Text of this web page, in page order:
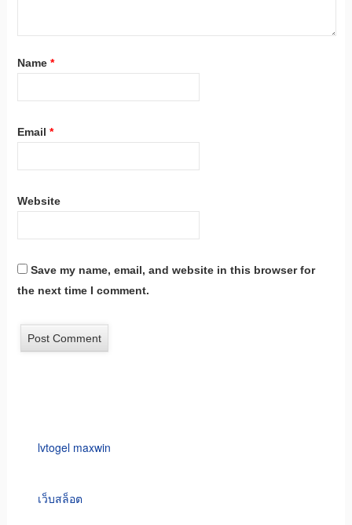
Name *
Email *
Website
Save my name, email, and website in this browser for
the next time I comment.
lvtogel maxwin
เว็บสล็อต